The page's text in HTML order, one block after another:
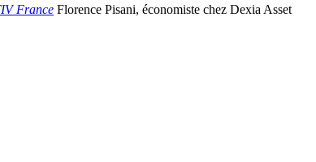
France Florence Pisani, économiste chez Dexia Asset